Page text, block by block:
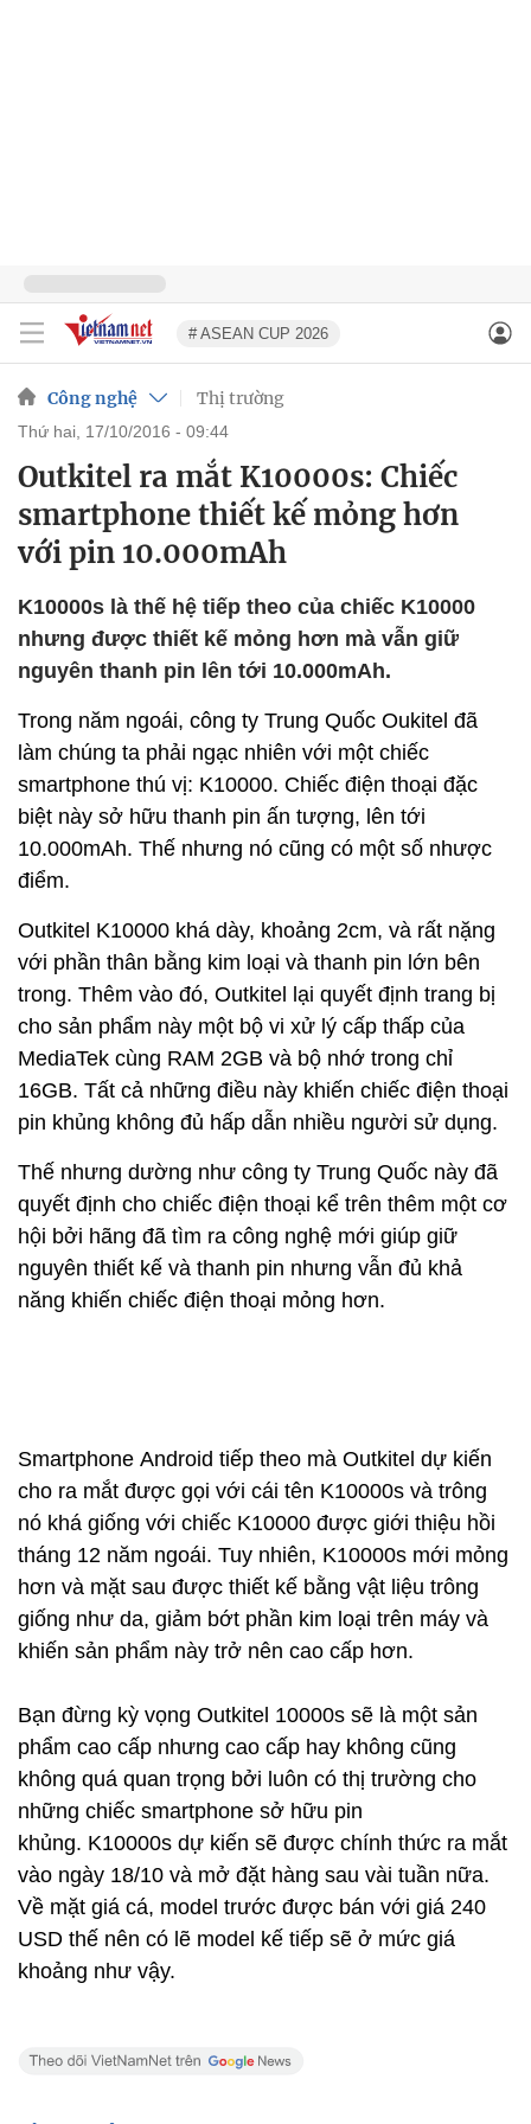
# ASEAN CUP 2026
Công nghệ Thị trường
thứ hai, 17/10/2016 - 09:44
Outkitel ra mắt K10000s: Chiếc
smartphone thiết kế mỏng hơn
với pin 10.000mAh
K10000s là thế hệ tiếp theo của chiếc K10000
nhưng được thiết kế mỏng hơn mà vẫn giữ
nguyên thanh pin lên tới 10.000mAh.
Trong năm ngoái, công ty Trung Quốc Oukitel đã
làm chúng ta phải ngạc nhiên với một chiếc
smartphone thú vị: K10000. Chiếc điện thoại đặc
biệt này sở hữu thanh pin ấn tượng, lên tới
10.000mAh. Thế nhưng nó cũng có một số nhược
điểm.
Outkitel K10000 khá dày, khoảng 2cm, và rất nặng
với phần thân bằng kim loại và thanh pin lớn bên
trong. Thêm vào đó, Outkitel lại quyết định trang bị
cho sản phẩm này một bộ vi xử lý cấp thấp của
MediaTek cùng RAM 2GB và bộ nhớ trong chỉ
16GB. Tất cả những điều này khiến chiếc điện thoại
pin khủng không đủ hấp dẫn nhiều người sử dụng.
Thế nhưng dường như công ty Trung Quốc này đã
quyết định cho chiếc điện thoại kể trên thêm một cơ
hội bởi hãng đã tìm ra công nghệ mới giúp giữ
nguyên thiết kế và thanh pin nhưng vẫn đủ khả
năng khiến chiếc điện thoại mỏng hơn.
Smartphone Android tiếp theo mà Outkitel dự kiến
cho ra mắt được gọi với cái tên K10000s và trông
nó khá giống với chiếc K10000 được giới thiệu hồi
tháng 12 năm ngoái. Tuy nhiên, K10000s mới mỏng
hơn và mặt sau được thiết kế bằng vật liệu trông
giống như da, giảm bớt phần kim loại trên máy và
khiến sản phẩm này trở nên cao cấp hơn.
Bạn đừng kỳ vọng Outkitel 10000s sẽ là một sản
phẩm cao cấp nhưng cao cấp hay không cũng
không quá quan trọng bởi luôn có thị trường cho
những chiếc smartphone sở hữu pin
khủng. K10000s dự kiến sẽ được chính thức ra mắt
vào ngày 18/10 và mở đặt hàng sau vài tuần nữa.
Về mặt giá cá, model trước được bán với giá 240
USD thế nên có lẽ model kế tiếp sẽ ở mức giá
khoảng như vậy.